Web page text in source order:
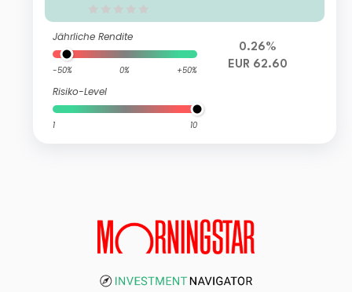
Jährliche Rendite
-50% 0% +50%
Risiko-Level
1 10
0.26%
EUR 62.60